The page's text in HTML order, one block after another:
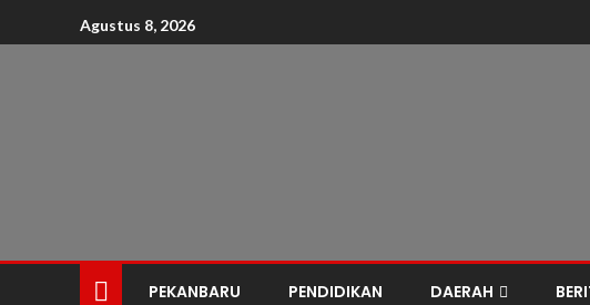
Agustus 8, 2026
PEKANBARU PENDIDIKAN DAERAH